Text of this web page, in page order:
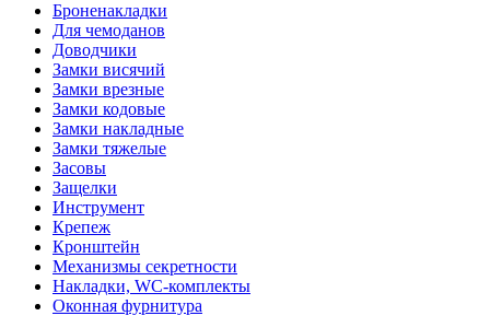
Броненакладки
Для чемоданов
Доводчики
Замки висячий
Замки врезные
Замки кодовые
Замки накладные
Замки тяжелые
Засовы
Защелки
Инструмент
Крепеж
Кронштейн
Механизмы секретности
Накладки, WC-комплекты
Оконная фурнитура